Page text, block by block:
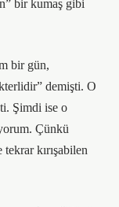
bir kumaş gibi
bir gün,
demişti. O
Şimdi ise o
Çünkü
kırışabilen